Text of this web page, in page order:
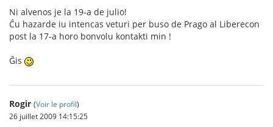
Ni alvenos je la 19-a de julio!
Ĉu hazarde iu intencas veturi per buso de Prago al Liberecon
post la 17-a horo bonvolu kontakti min !
Ĝis
Rogir (Voir le profil)
26 juillet 2009 14:15:25